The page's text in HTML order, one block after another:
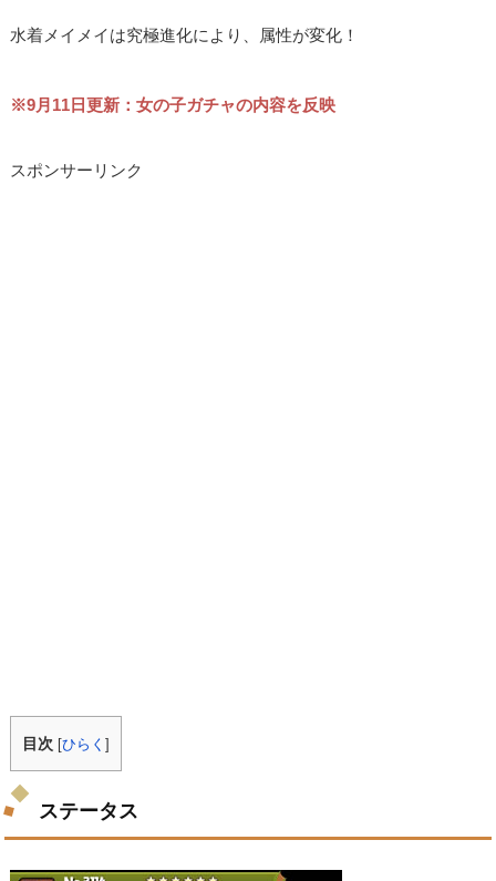
水着メイメイは究極進化により、属性が変化！
※9月11日更新：女の子ガチャの内容を反映
スポンサーリンク
目次 [ひらく]
ステータス